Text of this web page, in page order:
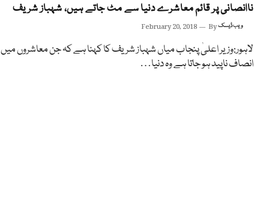
ناانصانی پر قائم معاشرے دنیا سے مٹ جاتے ہیں، شہباز شریف
February 20, 2018 Byویب ڈیسک
لاہور:وزیر اعلیٰ پنجاب میاں شہباز شریف کا کہنا ہے کہ جن معاشروں میں
انصاف ناپید ہو جاتا ہے وہ دنیا…